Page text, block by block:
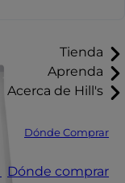
Tienda
Aprenda
Acerca de Hill's
Dónde Comprar
Dónde comprar